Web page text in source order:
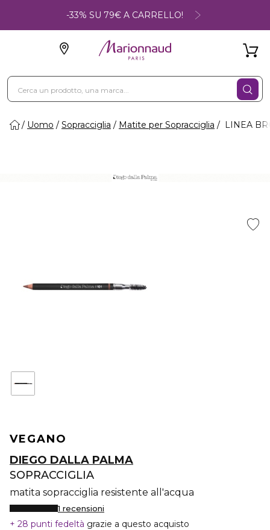
-33% SU 79€ A CARRELLO!
Uomo Sopracciglia Matite per Sopracciglia LINEA
VEGANO
DIEGO DALLA PALMA
SOPRACCIGLIA
matita sopracciglia resistente all'acqua
1 recensioni
28 punti fedeltà grazie a questo acquisto